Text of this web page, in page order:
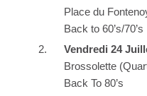
Place du
Back to 60’s/70’s
Vendredi 24
Brossolette
Back To 80’s